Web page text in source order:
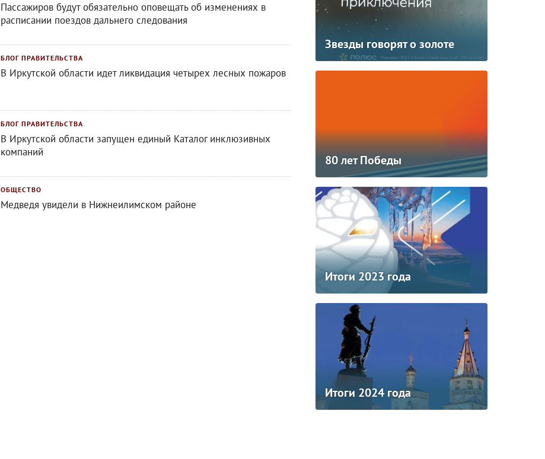
Пассажиров будут обязательно оповещать об изменениях в
расписании поездов дальнего следования
БЛОГ ПРАВИТЕЛЬСТВА
В Иркутской области идет ликвидация четырех лесных пожаров
БЛОГ ПРАВИТЕЛЬСТВА
В Иркутской области запущен единый Каталог инклюзивных
компаний
ОБЩЕСТВО
Медведя увидели в Нижнеилимском районе
Звезды говорят о золоте
80 лет Победы
Итоги 2023 года
Итоги 2024 года